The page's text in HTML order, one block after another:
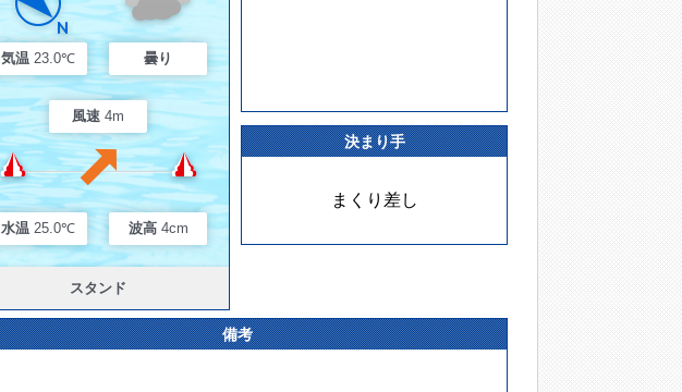
気温 23.0℃ 曇り
風速 4m
水温 25.0℃ 波高 4cm
スタンド
決まり手
まくり差し
備考